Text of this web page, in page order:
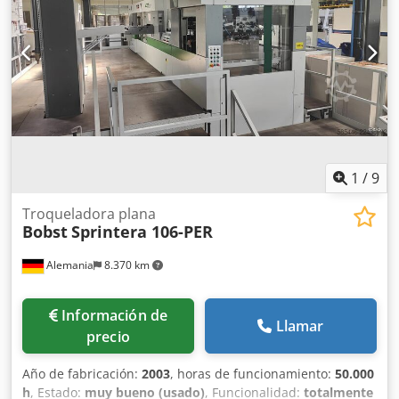
no utilizada Velocidad máxima: 4000 hojas/hora
1 /9
Alemania 8.370 km
Troqueladora plana
BobstSprintera 106-PER
Información de
precio
Llamar
Año de fabricación: 2003, horas de funcionamiento: 50.000
h, Estado: muy bueno (usado), Funcionalidad: totalmente